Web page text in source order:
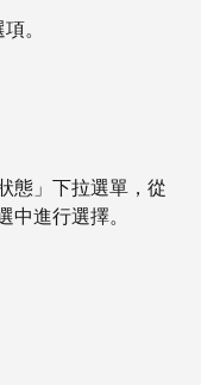
。
態」下拉選單，從
中進行選擇。